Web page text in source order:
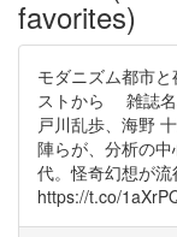
favorites)
モダニズム都市
ストから 雑誌名
戸川乱歩、海野
陣らが、分析の
代。怪奇幻想が
https://t.co/